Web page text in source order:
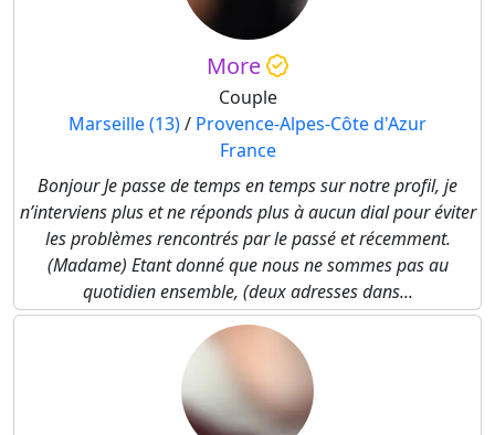
More
Couple
Marseille (13)/ Provence-Alpes-Côte d'Azur
France
Bonjour Je passe de temps en temps sur notre profil, je
n’interviens plus et ne réponds plus à aucun dial pour éviter
les problèmes rencontrés par le passé et récemment.
(Madame) Etant donné que nous ne sommes pas au
quotidien ensemble, (deux adresses dans...